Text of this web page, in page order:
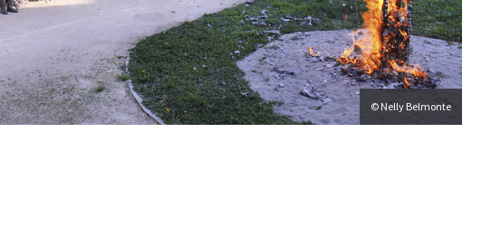
© Nelly Belmonte